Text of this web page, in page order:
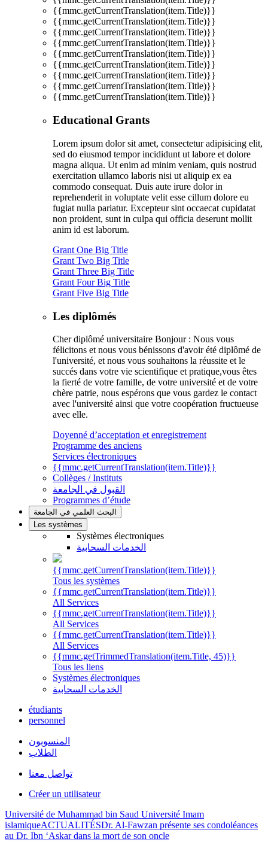
{{mmc.getCurrentTranslation(item.Title)}}
{{mmc.getCurrentTranslation(item.Title)}}
{{mmc.getCurrentTranslation(item.Title)}}
{{mmc.getCurrentTranslation(item.Title)}}
{{mmc.getCurrentTranslation(item.Title)}}
{{mmc.getCurrentTranslation(item.Title)}}
{{mmc.getCurrentTranslation(item.Title)}}
{{mmc.getCurrentTranslation(item.Title)}}
{{mmc.getCurrentTranslation(item.Title)}}
Educational Grants
Lorem ipsum dolor sit amet, consectetur adipisicing elit,
sed do eiusmod tempor incididunt ut labore et dolore
magna aliqua. Ut enim ad minim veniam, quis nostrud
exercitation ullamco laboris nisi ut aliquip ex ea
commodo consequat. Duis aute irure dolor in
reprehenderit in voluptate velit esse cillum dolore eu
fugiat nulla pariatur. Excepteur sint occaecat cupidatat
non proident, sunt in culpa qui officia deserunt mollit
anim id est laborum.
Grant One Big Title
Grant Two Big Title
Grant Three Big Title
Grant Four Big Title
Grant Five Big Title
Les diplômés
Cher diplômé universitaire Bonjour : Nous vous
félicitons et nous vous bénissons d'avoir été diplômé de
l'université, et nous vous souhaitons la réussite et le
succés dans votre vie scientifique et pratique,vous êtes
la fierté de votre famille, de votre université et de votre
chère patrie, nous espérons que vous gardez le contact
avec l'université ainsi que votre coopération fructueuse
avec elle.
Doyenné d’acceptation et enregistrement
Programme des anciens
Services électroniques
{{mmc.getCurrentTranslation(item.Title)}}
Collèges / Instituts
القبول في الجامعة
Programmes d’étude
البحث العلمي في الجامعة
Les systèmes
Systèmes électroniques
الخدمات السحابية
{{mmc.getCurrentTranslation(item.Title)}}
Tous les systèmes
{{mmc.getCurrentTranslation(item.Title)}}
All Services
{{mmc.getCurrentTranslation(item.Title)}}
All Services
{{mmc.getCurrentTranslation(item.Title)}}
All Services
{{mmc.getTrimmedTranslation(item.Title, 45)}}
Tous les liens
Systèmes électroniques
الخدمات السحابية
étudiants
personnel
المنسوبون
الطلاب
تواصل معنا
Créer un utilisateur
Université de Muhammad bin Saud Université Imam
islamiqueACTUALITÉSDr. Al-Fawzan présente ses condoléances
au Dr. Ibn ‘Askar dans la mort de son oncle